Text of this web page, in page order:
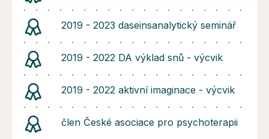
2019 - 2023 daseinsanalytický seminář
2019 - 2022 DA výklad snů - výcvik
2019 - 2022 aktivní imaginace - výcvik
člen České asociace pro psychoterapii